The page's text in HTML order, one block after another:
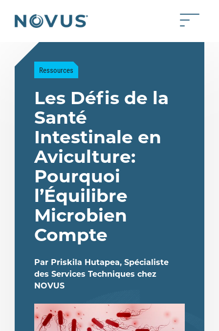
Back to home Toggle
Ressources
Les Défis de la
Santé
Intestinale en
Aviculture:
Pourquoi
l’Équilibre
Microbien
Compte
Par Priskila Hutapea, Spécialiste
des Services Techniques chez
NOVUS